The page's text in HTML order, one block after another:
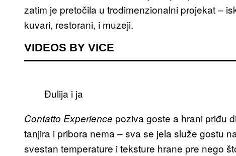
zatim je pretočila u trodimenzionalni projekat –
kuvari, restorani, i muzeji.
VIDEOS BY VICE
Đulija i ja
Contatto Experience poziva goste a hrani priđu
tanjira i pribora nema – sva se jela služe gostu
svestan temperature i teksture hrane pre nego